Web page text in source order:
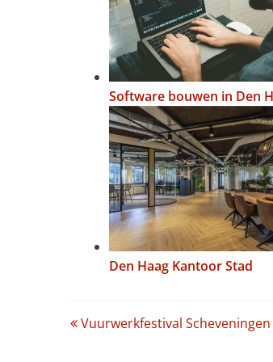
Software bouwen in Den
Den Haag Kantoor Stad
Post
Vuurwerkfestival Scheveningen